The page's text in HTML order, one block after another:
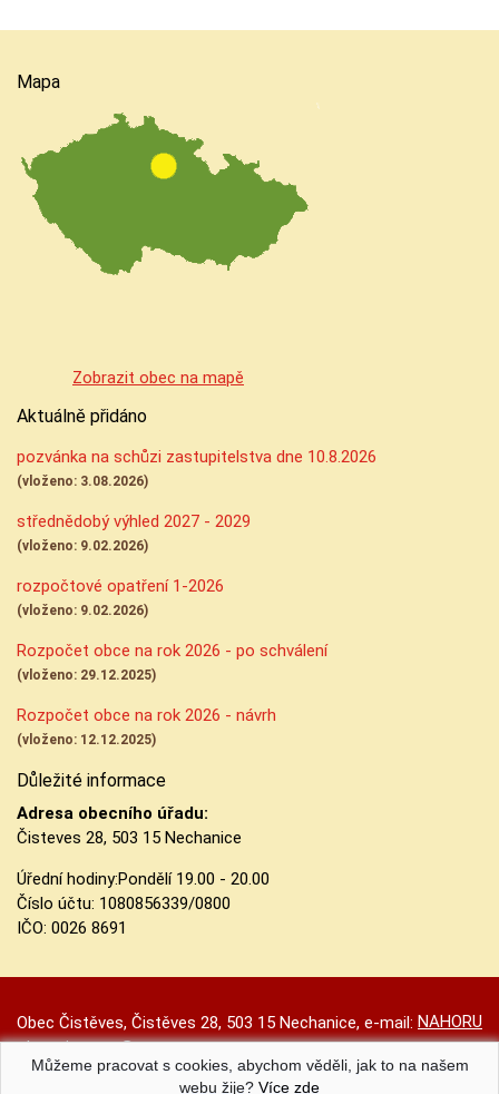
Mapa
Zobrazit obec na mapě
Aktuálně přidáno
pozvánka na schůzi zastupitelstva dne 10.8.2026
(vloženo: 3.08.2026)
střednědobý výhled 2027 - 2029
(vloženo: 9.02.2026)
rozpočtové opatření 1-2026
(vloženo: 9.02.2026)
Rozpočet obce na rok 2026 - po schválení
(vloženo: 29.12.2025)
Rozpočet obce na rok 2026 - návrh
(vloženo: 12.12.2025)
Důležité informace
Adresa obecního úřadu:
Čisteves 28, 503 15 Nechanice
Úřední hodiny:Pondělí 19.00 - 20.00
Číslo účtu: 1080856339/0800
IČO: 0026 8691
NAHORU
Obec Čistěves, Čistěves 28, 503 15 Nechanice, e-mail:
obec.cisteves@seznam.cz
Prohlášení o přístupnosti|Původní web|Nastavení cookies
Můžeme pracovat s cookies, abychom věděli, jak to na našem
webu žije? Více zde